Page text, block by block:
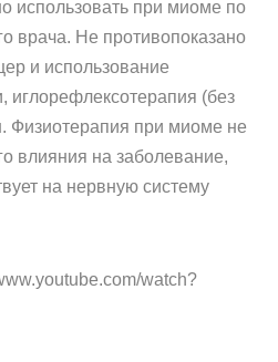
использовать при миоме по
врача. Не противопоказано
и использование
иглорефлексотерапия (без
Физиотерапия при миоме не
влияния на заболевание,
на нервную систему
watch?